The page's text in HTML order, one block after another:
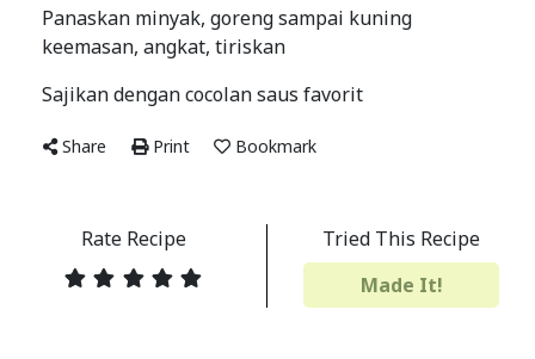
Panaskan minyak, goreng sampai kuning
keemasan, angkat, tiriskan
Sajikan dengan cocolan saus favorit
Share Print Bookmark
Rate Recipe
Tried This Recipe
Made It!